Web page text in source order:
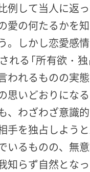
例して当人に返
愛の何たるかを
。しかし恋愛感
れる「所有欲・
われるものの実
思いどおりにな
、わざわざ意識
手を独占しよう
いるものの、無
知らず自然とな